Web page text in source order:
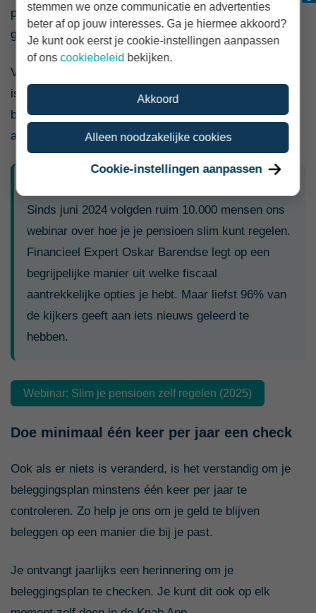
pensioenbeleggen bouwen we het risico namelijk
geleidelijk af naarmate je doeldatum dichterbij komt.
Verandert je gewenste pensioendatum of je doel? Dan
is het belangrijk dat je dit op tijd aanpast in je
beleggingsplan. Zo voorkom je dat je portefeuille blijft
aansluiten op een oude planning.
Sinds juni 2024 volgden ruim 10.000 mensen ons
webinar over hoe je je pensioen slim kunt regelen.
Financieel Expert Oskar Barendse legt op een
begrijpelijke manier uit welke fiscaal
aantrekkelijke opties je hebt. Maar liefst 96% van
de kijkers geeft aan iets nieuws geleerd te
hebben.
Webinar: Slim je pensioen zelf regelen (2025)
Doe minimaal één keer per jaar een check
Ook als er niets is veranderd, is het verstandig om je
beleggingsplan minstens één keer per jaar te
controleren. Zo help je ons om je geld te blijven
beleggen op een manier die bij je past.
Je ontvangt jaarlijks een herinnering om je
beleggingsplan te checken. Je kunt dit ook op elk
stemmen we onze communicatie en advertenties
beter af op jouw interesses. Ga je hiermee akkoord?
Je kunt ook eerst je cookie-instellingen aanpassen
of onscookiebeleid bekijken.
Akkoord
Alleen noodzakelijke cookies
Cookie-instellingen aanpassen